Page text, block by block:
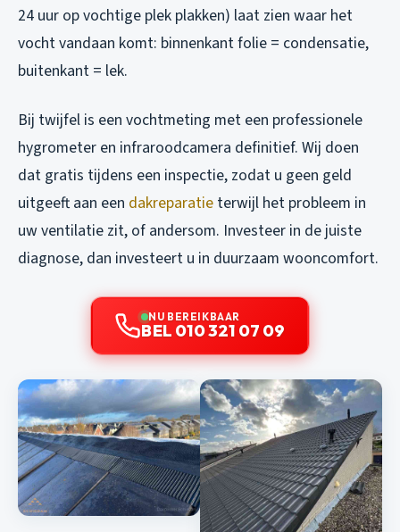
24 uur op vochtige plek plakken) laat zien waar het
vocht vandaan komt: binnenkant folie = condensatie,
buitenkant = lek.
Bij twijfel is een vochtmeting met een professionele
hygrometer en infraroodcamera definitief. Wij doen
dat gratis tijdens een inspectie, zodat u geen geld
uitgeeft aan een dakreparatie terwijl het probleem in
uw ventilatie zit, of andersom. Investeer in de juiste
diagnose, dan investeert u in duurzaam wooncomfort.
NU BEREIKBAAR
BEL 010 321 07 09